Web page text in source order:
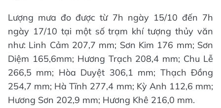
Lượng mưa đo được từ 7h ngày 15/10 đến 7h
ngày 17/10 tại một số trạm khí tượng thủy văn
như: Linh Cảm 207,7 mm; Sơn Kim 176 mm; Sơn
Diệm 165,6mm; Hương Trạch 208,4 mm; Chu Lễ
266,5 mm; Hòa Duyệt 306,1 mm; Thạch Đồng
254,7 mm; Hà Tĩnh 277,4 mm; Kỳ Anh 112,6 mm;
Hương Sơn 202,9 mm; Hương Khê 216,0 mm.